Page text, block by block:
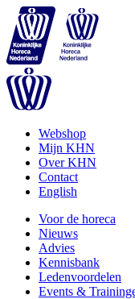
Webshop
Mijn KHN
Over KHN
Contact
English
Voor de horeca
Nieuws
Advies
Kennisbank
Ledenvoordelen
Events &